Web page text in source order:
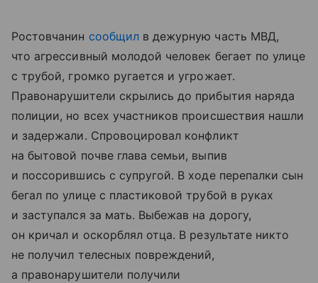
Ростовчанин сообщилв дежурную часть МВД,
что агрессивный молодой человек бегает по улице
с трубой, громко ругается и угрожает.
Правонарушители скрылись до прибытия наряда
полиции, но всех участников происшествия нашли
и задержали. Спровоцировал конфликт
на бытовой почве глава семьи, выпив
и поссорившись с супругой. В ходе перепалки сын
бегал по улице с пластиковой трубой в руках
и заступался за мать. Выбежав на дорогу,
он кричал и оскорблял отца. В результате никто
не получил телесных повреждений,
а правонарушители получили